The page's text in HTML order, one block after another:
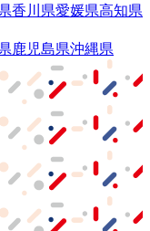
香川県愛媛県高知県
鹿児島県沖縄県